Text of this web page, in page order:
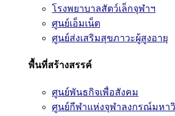
โรงพยาบาลสัตว์เล็กจุฬาฯ
ศูนย์เอ็มเน็ต
ศูนย์ส่งเสริมสุขภาวะผู้สูงอายุ
พื้นที่สร้างสรรค์
ศูนย์พันธกิจเพื่อสังคม
ศูนย์กีฬาแห่งจุฬาลงกรณ์มหา